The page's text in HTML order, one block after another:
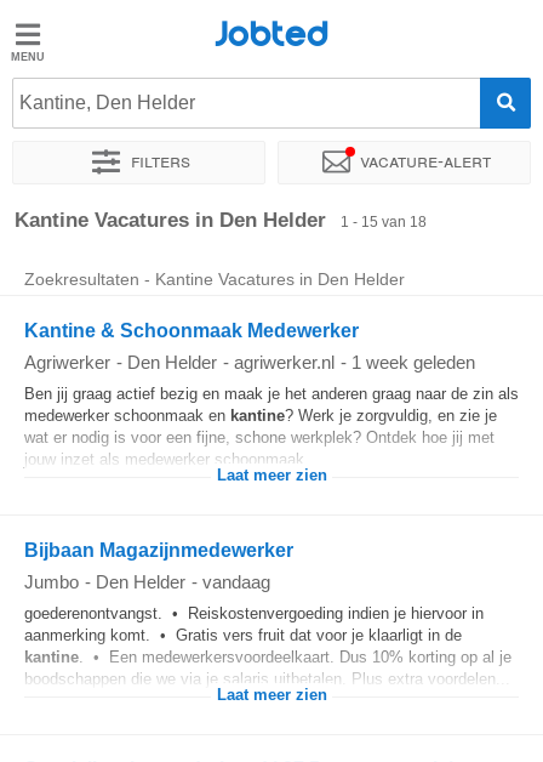
Jobted
Vacatures
Salarissen
Jobted
Kantine, Den Helder
Filters Vacature-alert
Sorteer op Exacte locatie Bedrijf Uitzendbureau
Kantine Vacatures in Den Helder 1 - 15 van 18
Zoekresultaten - Kantine Vacatures in Den Helder
Kantine & Schoonmaak Medewerker
Agriwerker - Den Helder - agriwerker.nl - 1 week geleden
Ben jij graag actief bezig en maak je het anderen graag naar de zin als
medewerker schoonmaak en kantine? Werk je zorgvuldig, en zie je
wat er nodig is voor een fijne, schone werkplek? Ontdek hoe jij met
jouw inzet als medewerker schoonmaak...
Laat meer zien
Bijbaan Magazijnmedewerker
Jumbo - Den Helder - vandaag
goederenontvangst. • Reiskostenvergoeding indien je hiervoor in
aanmerking komt. • Gratis vers fruit dat voor je klaarligt in de
kantine. • Een medewerkersvoordeelkaart. Dus 10% korting op al je
boodschappen die we via je salaris uitbetalen. Plus extra voordelen...
Laat meer zien